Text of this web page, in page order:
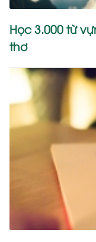
Học 3.000 từ
thơ